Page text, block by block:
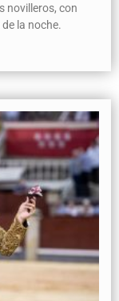
novilleros, con
la noche.